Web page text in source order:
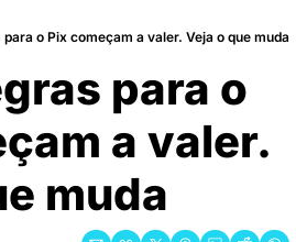
o Pix começam a valer. Veja o que muda
para o
a valer.
muda